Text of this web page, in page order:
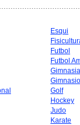
Esqui
Futbol
Futbol
Gimnasia
Golf
Hockey
Judo
Karate